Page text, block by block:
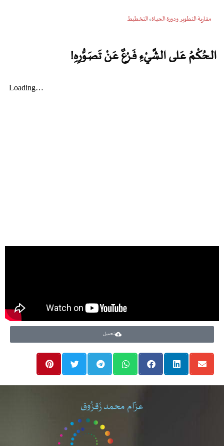
مقاربة التطوير ودورة الحياة،التخطيط
الـحُكْـمُ عَـلـى الشَّـيْءِ فَـرْعٌ عَـنْ تَصَـوُّرِهِ!
تحميل
عزّام محمد زَقزُوق